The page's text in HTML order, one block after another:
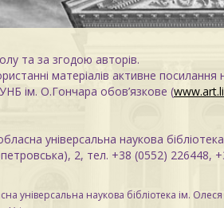
та за згодою авторів.
матеріалів активне посилання
ім. О.Гончара обов’язкове (
універсальна наукова
2, тел. +38 (0552) 226448,
універсальна наукова бібліотека ім.